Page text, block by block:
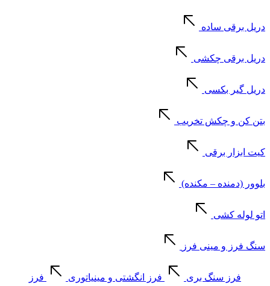
دریل برقی ساده
دریل برقی چکشی
دریل گیر بکسی
بتن کن و چکش تخریب
کیت ابزار برقی
بلوور (دمنده – مکنده)
اتو لوله کشی
سنگ فرز و مینی فرز
فرز سنگ بری فرز انگشتی و مینیاتوری فرز